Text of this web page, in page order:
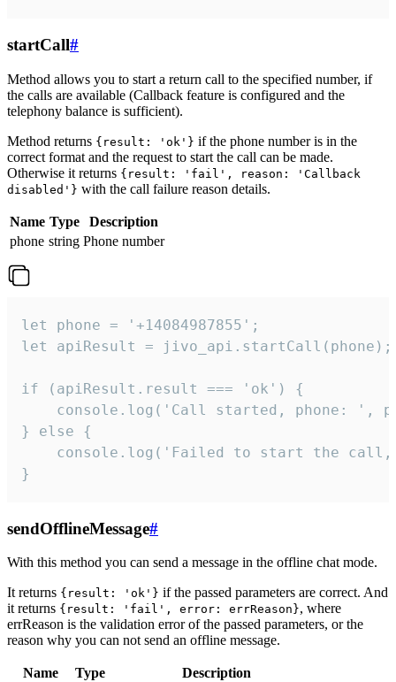
startCall#
Method allows you to start a return call to the specified number, if
the calls are available (Callback feature is configured and the
telephony balance is sufficient).
Method returns {result: 'ok'} if the phone number is in the
correct format and the request to start the call can be made.
Otherwise it returns {result: 'fail', reason: 'Callback
disabled'} with the call failure reason details.
Name Type
Description
phone string Phone number
let phone = '+14084987855';
let apiResult = jivo_api.startCall(phone);
if (apiResult.result === 'ok') {
console.log('Call started, phone: ',
} else {
console.log('Failed to start the
}
sendOfflineMessage#
With this method you can send a message in the offline chat mode.
It returns {result: 'ok'} if the passed parameters are correct. And
it returns {result: 'fail', error: errReason}, where
errReason is the validation error of the passed parameters, or the
reason why you can not send an offline message.
Name Type
Description